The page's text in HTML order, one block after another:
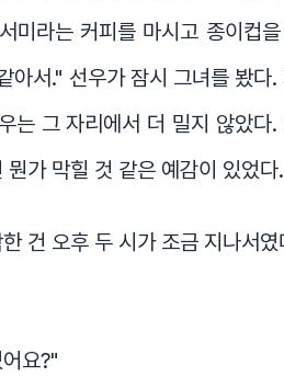
미라는 커피를 마시고 종이컵
아서." 선우가 잠시 그녀를 봤
는 그 자리에서 더 밀지 않았
뭔가 막힐 것 같은 예감이 있었다.
건 오후 두 시가 조금 지나서
요?"